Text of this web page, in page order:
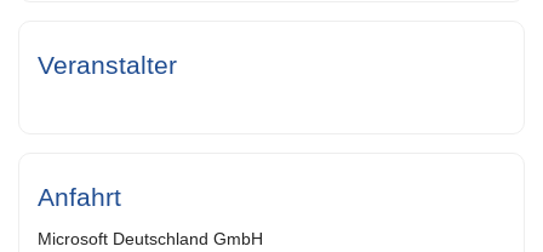
Veranstalter
Anfahrt
Microsoft Deutschland GmbH